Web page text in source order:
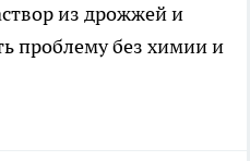
из дрожжей и
проблему без химии и